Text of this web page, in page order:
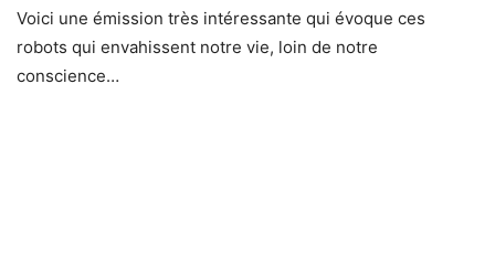
Voici une émission très intéressante qui évoque ces
robots qui envahissent notre vie, loin de notre
conscience…